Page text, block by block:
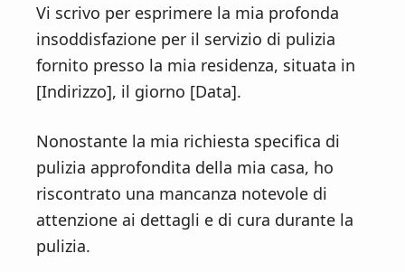
Vi scrivo per esprimere la mia profonda
insoddisfazione per il servizio di pulizia
fornito presso la mia residenza, situata in
[Indirizzo], il giorno [Data].
Nonostante la mia richiesta specifica di
pulizia approfondita della mia casa, ho
riscontrato una mancanza notevole di
attenzione ai dettagli e di cura durante la
pulizia.